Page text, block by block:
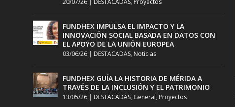
20/07/26 | DESTACADAS, Proyectos
FUNDHEX IMPULSA EL IMPACTO Y LA
INNOVACIÓN SOCIAL BASADA EN DATOS CON
EL APOYO DE LA UNIÓN EUROPEA
03/06/26 | DESTACADAS, Noticias
FUNDHEX GUÍA LA HISTORIA DE MÉRIDA A
TRAVÉS DE LA INCLUSIÓN Y EL PATRIMONIO
13/05/26 | DESTACADAS, General, Proyectos